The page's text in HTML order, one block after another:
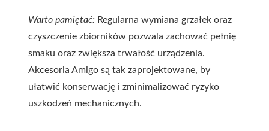
Warto pamiętać: Regularna wymiana grzałek oraz
czyszczenie zbiorników pozwala zachować pełnię
smaku oraz zwiększa trwałość urządzenia.
Akcesoria Amigo są tak zaprojektowane, by
ułatwić konserwację i zminimalizować ryzyko
uszkodzeń mechanicznych.